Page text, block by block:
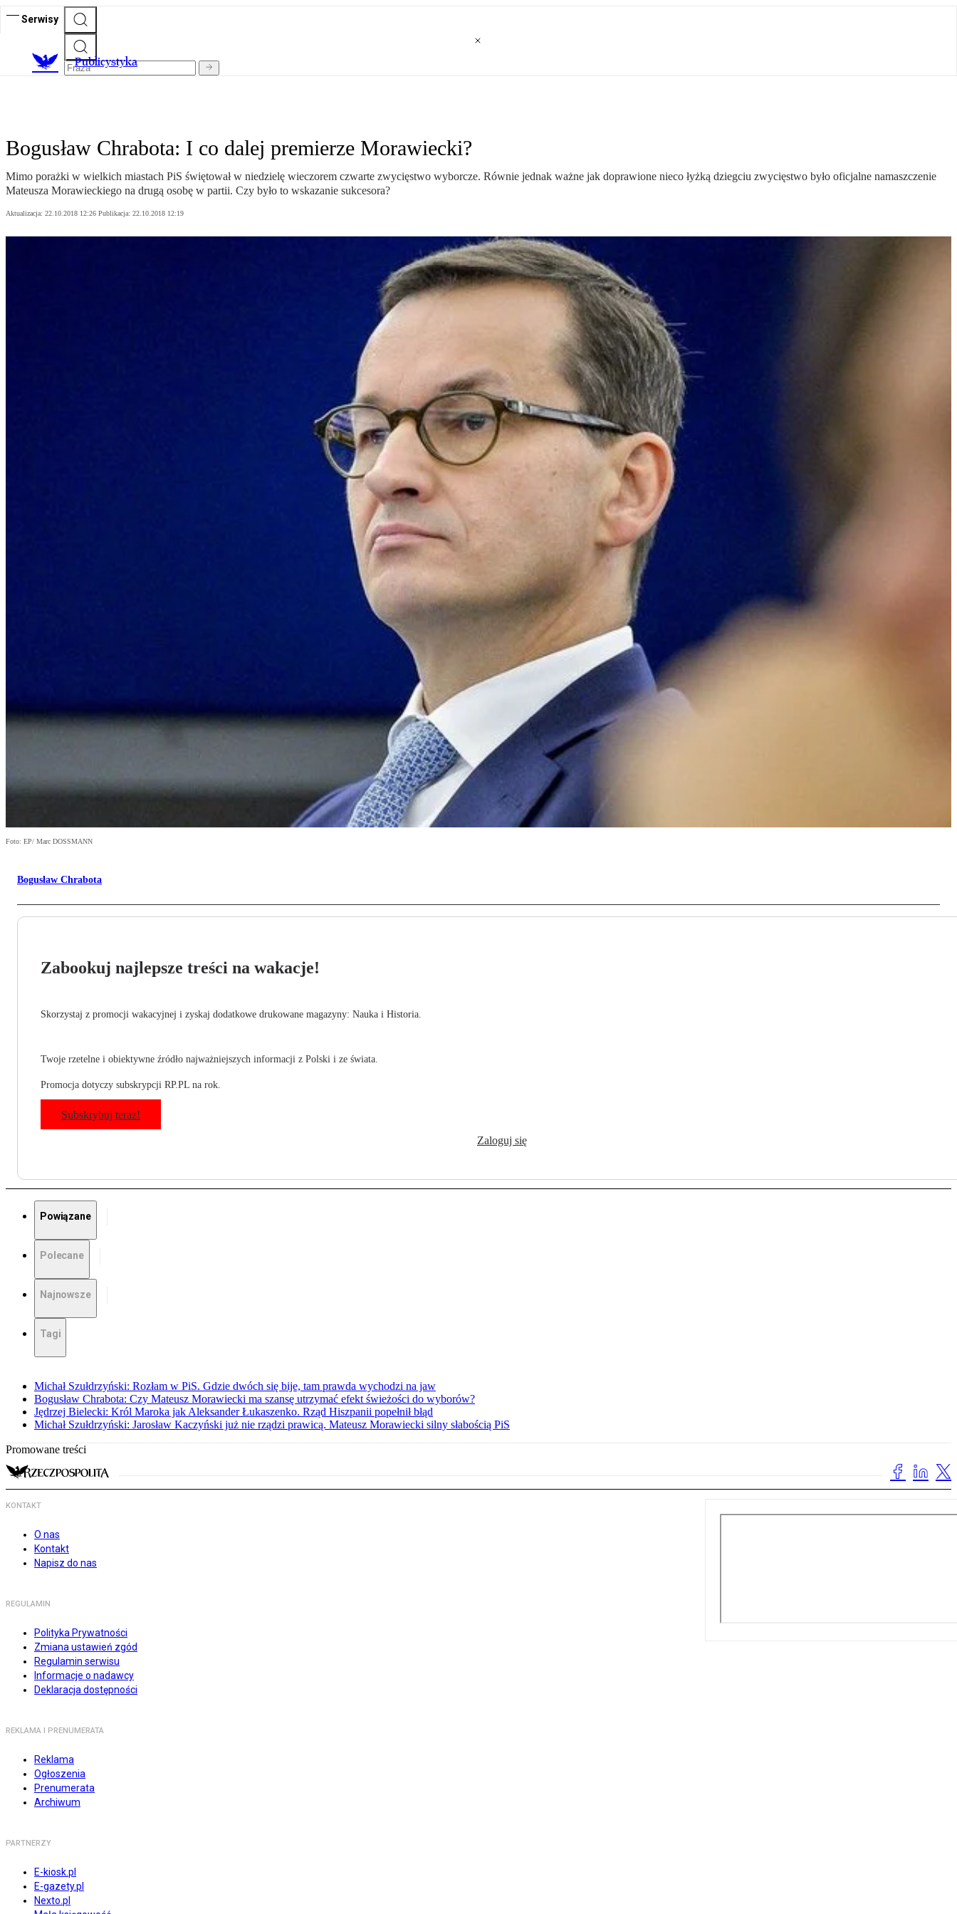
Serwisy
Publicystyka
Bogusław Chrabota: I co dalej premierze Morawiecki?
Mimo porażki w wielkich miastach PiS świętował w niedzielę wieczorem czwarte zwycięstwo wyborcze. Równie jednak ważne jak doprawione nieco łyżką dziegciu zwycięstwo było oficjalne namaszczenie
Mateusza Morawieckiego na drugą osobę w partii. Czy było to wskazanie sukcesora?
Aktualizacja: 22.10.2018 12:26 Publikacja: 22.10.2018 12:19
Foto: EP/ Marc DOSSMANN
Bogusław Chrabota
Zabookuj najlepsze treści na wakacje!
Skorzystaj z promocji wakacyjnej i zyskaj dodatkowe drukowane magazyny: Nauka i Historia.
Twoje rzetelne i obiektywne źródło najważniejszych informacji z Polski i ze świata.
Promocja dotyczy subskrypcji RP.PL na rok.
Subskrybuj teraz!
Zaloguj się
Powiązane
Polecane
Najnowsze
Tagi
Michał Szułdrzyński: Rozłam w PiS. Gdzie dwóch się bije, tam prawda wychodzi na jaw
Bogusław Chrabota: Czy Mateusz Morawiecki ma szansę utrzymać efekt świeżości do wyborów?
Jędrzej Bielecki: Król Maroka jak Aleksander Łukaszenko. Rząd Hiszpanii popełnił błąd
Michał Szułdrzyński: Jarosław Kaczyński już nie rządzi prawicą. Mateusz Morawiecki silny słabością PiS
Promowane treści
KONTAKT
O nas
Kontakt
Napisz do nas
REGULAMIN
Polityka Prywatności
Zmiana ustawień zgód
Regulamin serwisu
Informacje o nadawcy
Deklaracja dostępności
REKLAMA I PRENUMERATA
Reklama
Ogłoszenia
Prenumerata
Archiwum
PARTNERZY
E-kiosk.pl
E-gazety.pl
Nexto.pl